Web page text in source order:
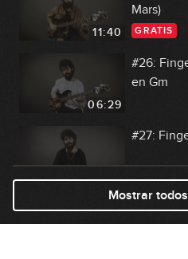
11:40
Mars)
GRATIS
06:29
#26:
en Gm
04:36
#27:
#28:
Mostrar